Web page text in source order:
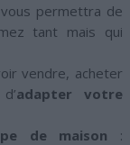
vous permettra de
tant mais qui
vendre, acheter
adapter votre
de maison :